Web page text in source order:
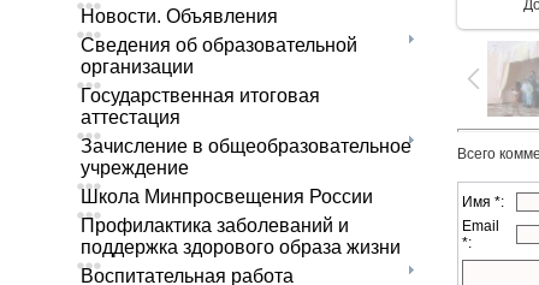
Новости. Объявления
Сведения об образовательной
организации
Государственная итоговая
аттестация
Зачисление в общеобразовательное
учреждение
Школа Минпросвещения России
Профилактика заболеваний и
поддержка здорового образа жизни
Воспитательная работа
Всего
Имя *:
Email
*: